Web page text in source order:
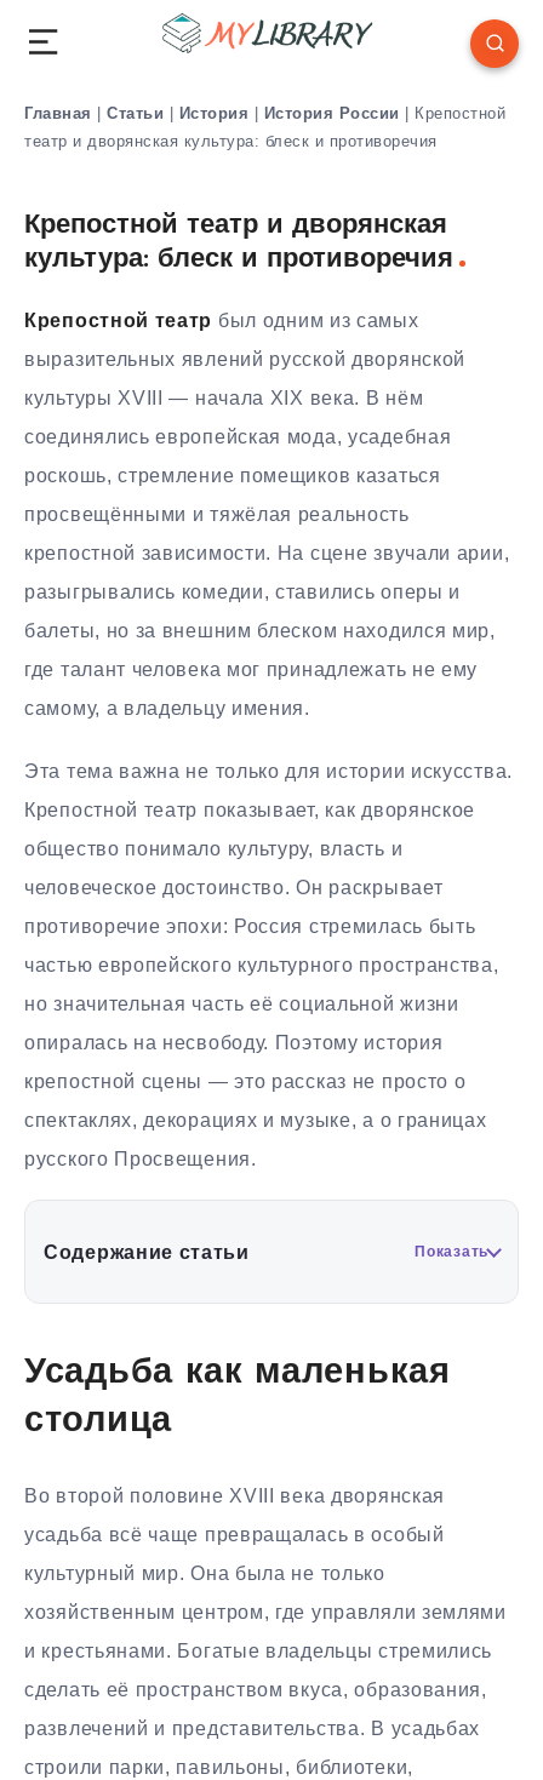
Главная | Статьи | История | История России | Крепостной
театр и дворянская культура: блеск и противоречия
Крепостной театр и дворянская
культура: блеск и противоречия
Крепостной театр был одним из самых
выразительных явлений русской дворянской
культуры XVIII — начала XIX века. В нём
соединялись европейская мода, усадебная
роскошь, стремление помещиков казаться
просвещёнными и тяжёлая реальность
крепостной зависимости. На сцене звучали арии,
разыгрывались комедии, ставились оперы и
балеты, но за внешним блеском находился мир,
где талант человека мог принадлежать не ему
самому, а владельцу имения.
Эта тема важна не только для истории искусства.
Крепостной театр показывает, как дворянское
общество понимало культуру, власть и
человеческое достоинство. Он раскрывает
противоречие эпохи: Россия стремилась быть
частью европейского культурного пространства,
но значительная часть её социальной жизни
опиралась на несвободу. Поэтому история
крепостной сцены — это рассказ не просто о
спектаклях, декорациях и музыке, а о границах
русского Просвещения.
Содержание статьи Показать
Усадьба как маленькая
столица
Во второй половине XVIII века дворянская
усадьба всё чаще превращалась в особый
культурный мир. Она была не только
хозяйственным центром, где управляли землями
и крестьянами. Богатые владельцы стремились
сделать её пространством вкуса, образования,
развлечений и представительства. В усадьбах
строили парки, павильоны, библиотеки,